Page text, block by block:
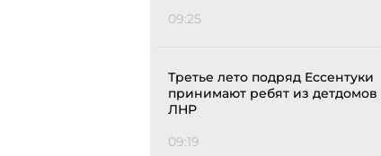
09:25
Третье лето подряд Ессентуки
принимают ребят из детдомов
ЛНР
09:19